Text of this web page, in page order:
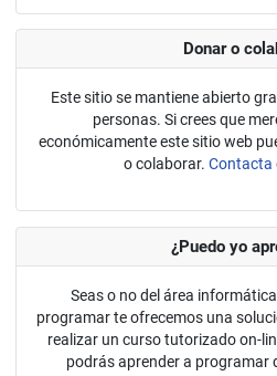
Donar o
Este sitio se mantiene abierto
personas. Si crees que
económicamente este sitio web
o colaborar. Contacta
¿Puedo yo
Seas o no del área
programar te ofrecemos una
realizar un curso tutorizado on-
podrás aprender a programar